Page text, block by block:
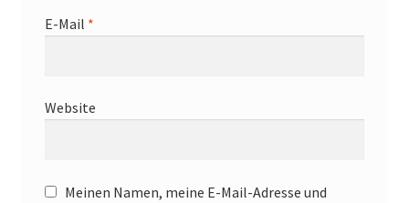
E-Mail *
Website
Meinen Namen, meine E-Mail-Adresse und